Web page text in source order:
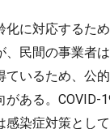
化に対応するた
、民間の事業者
ているため、公
がある。COVID-
感染症対策とし